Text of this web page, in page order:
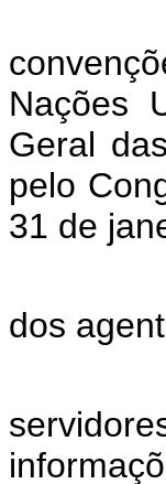
a)
Nações
Geral
pelo
31 de
b)
dos
c)